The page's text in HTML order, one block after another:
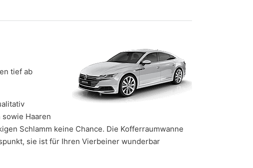
tief ab
Haaren
Schlamm keine Chance. Die Kofferraumwanne
sie ist für Ihren Vierbeiner wunderbar